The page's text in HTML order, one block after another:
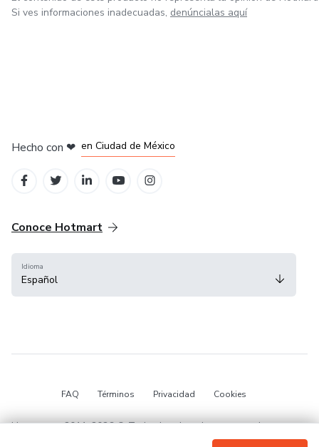
Si ves informaciones inadecuadas, denúncialas aquí
Hecho con ❤ en Ciudad de México
Conoce Hotmart
Idioma
Español
FAQ Términos Privacidad Cookies
Hotmart — 2011-2026 © Todos los derechos reservados.